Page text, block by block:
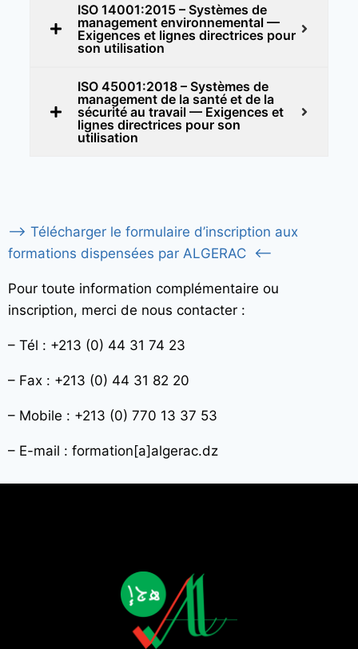
ISO 14001:2015 – Systèmes de
management environnemental —
Exigences et lignes directrices pour
son utilisation
ISO 45001:2018 – Systèmes de
management de la santé et de la
sécurité au travail — Exigences et
lignes directrices pour son
utilisation
—–> Télécharger le formulaire d’inscription aux
formations dispensées par ALGERAC <—–
Pour toute information complémentaire ou
inscription, merci de nous contacter :
– Tél : +213 (0) 44 31 74 23
– Fax : +213 (0) 44 31 82 20
– Mobile : +213 (0) 770 13 37 53
– E-mail : formation[a]algerac.dz